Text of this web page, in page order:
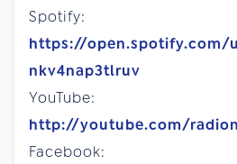
Spotify:
https://open.spotify.com/
nkv4nap3tlruv
YouTube:
http://youtube.com/
Facebook: